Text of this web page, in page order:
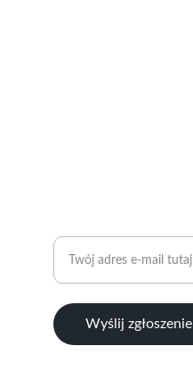
Wyślij zgłoszenie